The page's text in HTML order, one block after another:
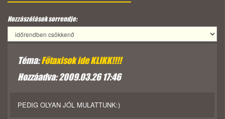
Hozzászólások sorrendje:
Téma:Főtaxisok ide KLIKK!!!!
Hozzáadva: 2009.03.26 17:46
PEDIG OLYAN JÓL MULATTUNK:)